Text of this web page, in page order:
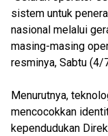
sistem untuk
nasional melalui
masing-masing
resminya, Sabtu (4/
Menurutnya,
mencocokkan
kependudukan